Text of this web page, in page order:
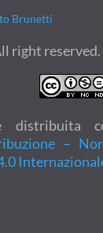
Brunetti
right reserved.
è distribuita
–